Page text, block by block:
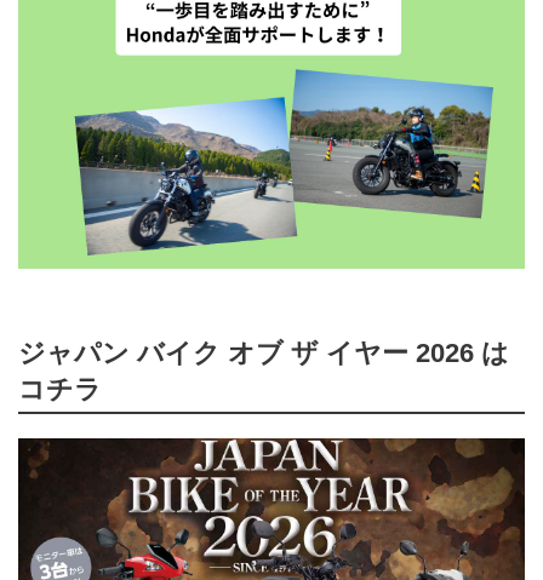
いたのですが、クロスカブはとても静
かなので、それが影響しているかもし
れません… そん...
ジャパン バイク オブ ザ イヤー 2026 は
コチラ